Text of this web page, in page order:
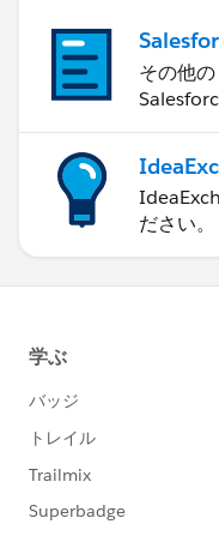
その他
ださい。